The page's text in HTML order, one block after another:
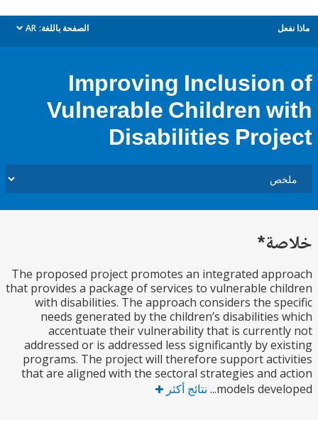
الصفحة باللغة: AR
dropdown
Improving
Vulnerable Children
Disabilities
The proposed project promotes an integrated
that provides a package of services to vulnerable
with disabilities. The approach considers the
needs generated by the children’s disabilities
accentuate their vulnerability that is
addressed or is addressed less significantly by
programs. The project will therefore support
that are aligned with the sectoral strategies and
models نتائج أكثر